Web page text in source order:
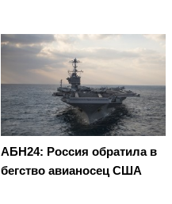
АБН24: Россия обратила в
бегство авианосец США